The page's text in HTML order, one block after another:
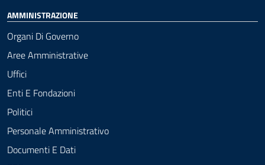
AMMINISTRAZIONE
Organi Di Governo
Aree Amministrative
Uffici
Enti E Fondazioni
Politici
Personale Amministrativo
Documenti E Dati